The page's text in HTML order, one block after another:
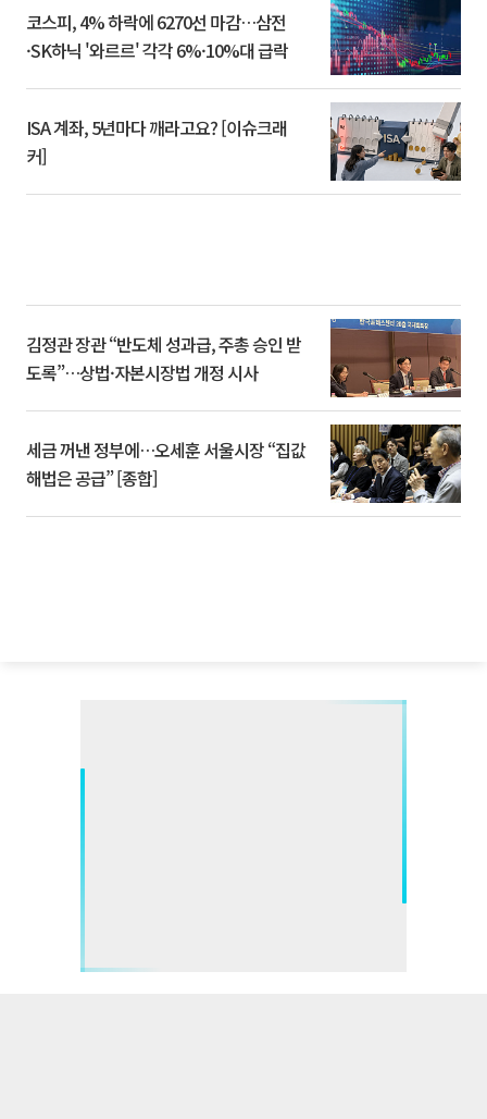
코스피, 4% 하락에 6270선 마감…삼전
·SK하닉 '와르르' 각각 6%·10%대 급락
ISA 계좌, 5년마다 깨라고요? [이슈크래
커]
김정관 장관 “반도체 성과급, 주총 승인 받
도록”…상법·자본시장법 개정 시사
세금 꺼낸 정부에…오세훈 서울시장 “집값
해법은 공급” [종합]